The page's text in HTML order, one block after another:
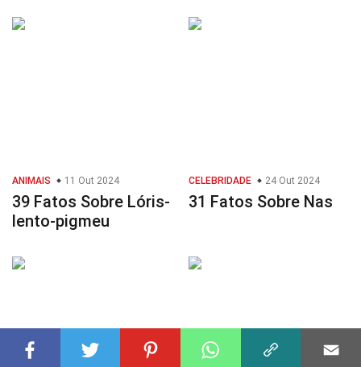
ANIMAIS 11 Out 2024
39 Fatos Sobre Lóris-
lento-pigmeu
CELEBRIDADE 24 Out 2024
31 Fatos Sobre Nas